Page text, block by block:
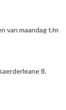
van maandag t/m
8,